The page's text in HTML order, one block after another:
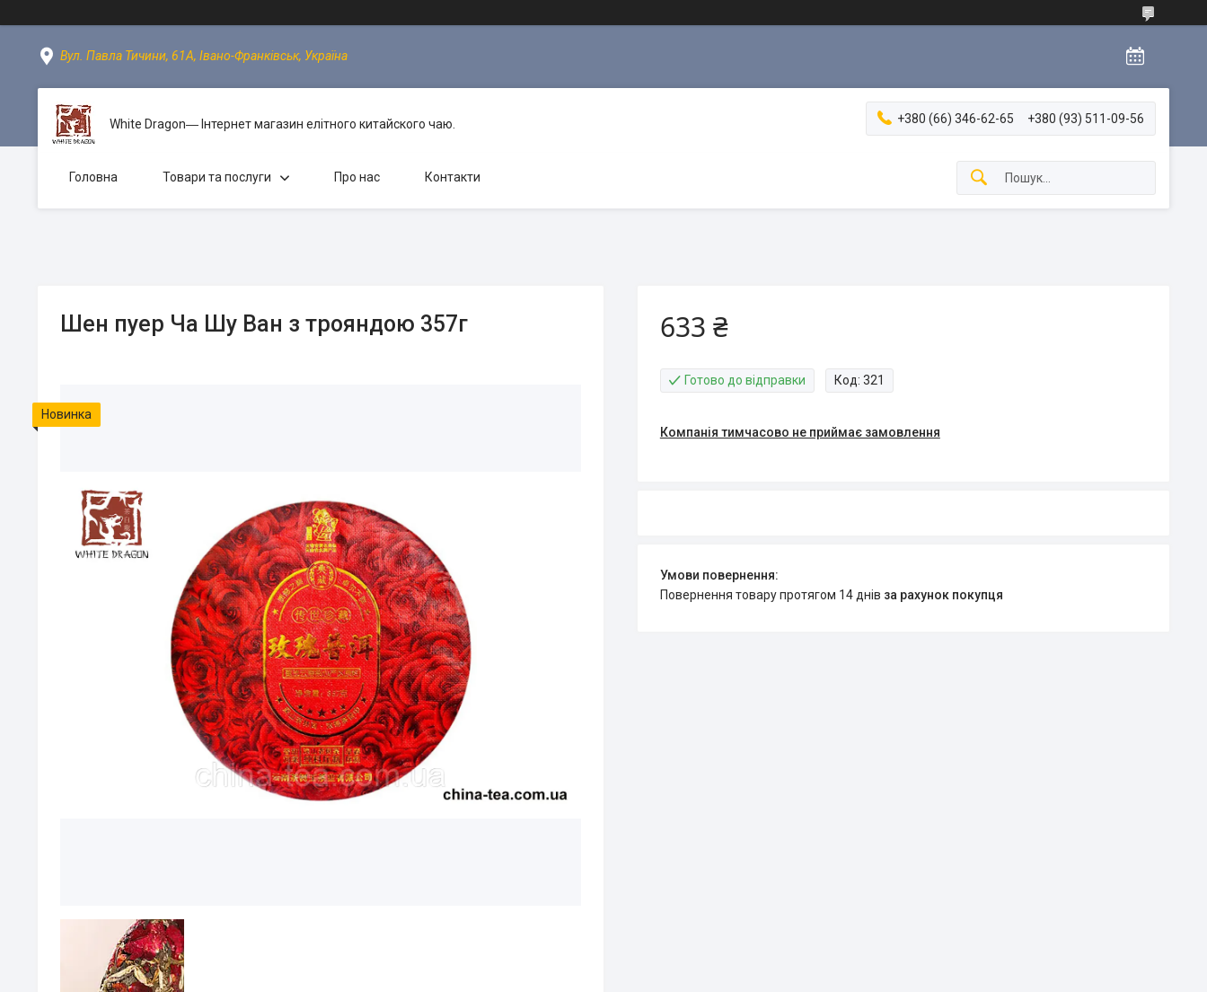
Вул. Павла Тичини, 61А, Івано-Франківськ, Україна
White Dragon― Інтернет магазин елітного китайского чаю. +380 (66) 346-62-65 +380 (93) 511-09-56
Головна Товари та послуги Про нас Контакти
Шен пуер Ча Шу Ван з трояндою 357г
Новинка
633 ₴
Готово до відправки Код: 321
Компанія тимчасово не приймає замовлення
повернення товару протягом 14 днів за рахунок покупця